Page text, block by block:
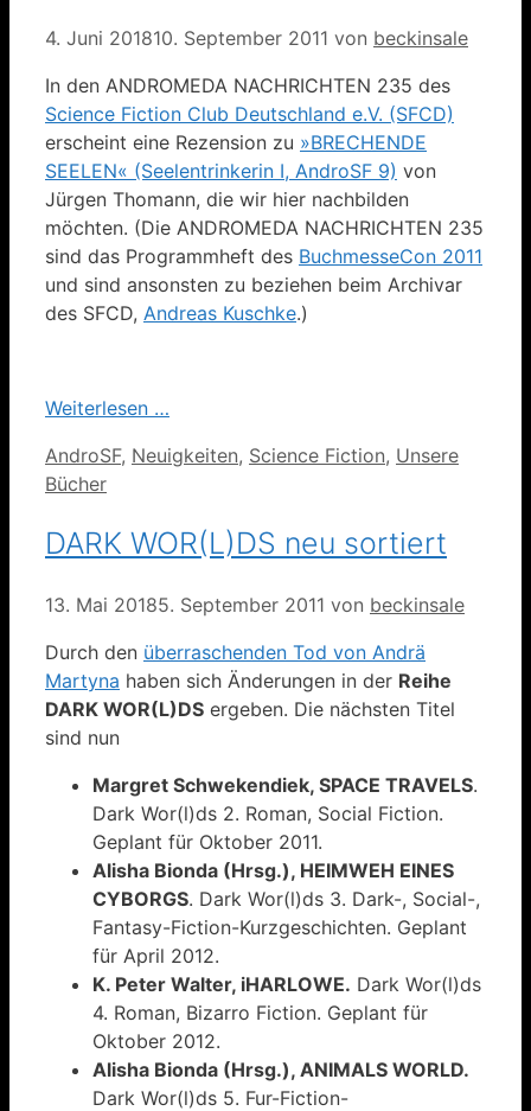
4. Juni 201810. September 2011 von beckinsale
In den ANDROMEDA NACHRICHTEN 235 des
Science Fiction Club Deutschland e.V. (SFCD)
erscheint eine Rezension zu »BRECHENDE
SEELEN« (Seelentrinkerin I, AndroSF 9) von
Jürgen Thomann, die wir hier nachbilden
möchten. (Die ANDROMEDA NACHRICHTEN 235
sind das Programmheft des BuchmesseCon 2011
und sind ansonsten zu beziehen beim Archivar
des SFCD, Andreas Kuschke.)
Weiterlesen …
Kategorien
AndroSF, Neuigkeiten, Science Fiction, Unsere
Bücher
DARK WOR(L)DS neu sortiert
13. Mai 20185. September 2011 von beckinsale
Durch den überraschenden Tod von Andrä
Martyna haben sich Änderungen in der Reihe
DARK WOR(L)DS ergeben. Die nächsten Titel
sind nun
Margret Schwekendiek, SPACE TRAVELS.
Dark Wor(l)ds 2. Roman, Social Fiction.
Geplant für Oktober 2011.
Alisha Bionda (Hrsg.), HEIMWEH EINES
CYBORGS. Dark Wor(l)ds 3. Dark-, Social-,
Fantasy-Fiction-Kurzgeschichten. Geplant
für April 2012.
K. Peter Walter, iHARLOWE. Dark Wor(l)ds
4. Roman, Bizarro Fiction. Geplant für
Oktober 2012.
Alisha Bionda (Hrsg.), ANIMALS WORLD.
Dark Wor(l)ds 5. Fur-Fiction-